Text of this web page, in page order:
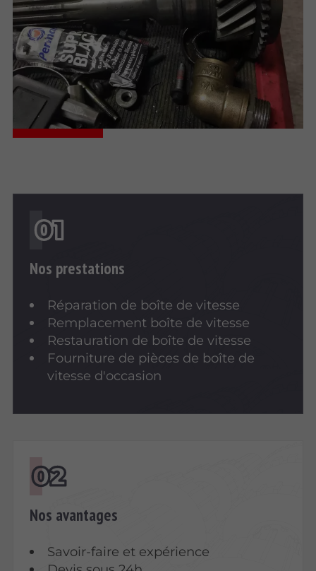
Nos prestations
Réparation de boîte de vitesse
Remplacement boîte de vitesse
Restauration de boîte de vitesse
Fourniture de pièces de boîte de
vitesse d'occasion
Nos avantages
Savoir-faire et expérience